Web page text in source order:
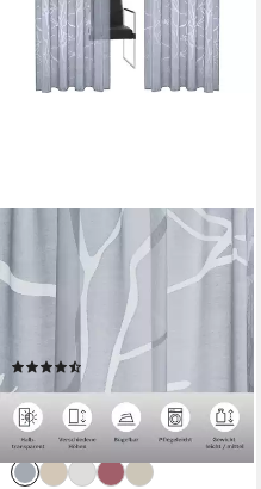
OTTO HOME
Gardine Anna (1 St),
Kräuselband, halbtransparent,
Ausbrenner, Viskose,
Polyester, Äste-Motiv
(134)
ab 13,49 € UVP30,99 €
-56%
lieferbar - in 1-2 Werktagen bei dir